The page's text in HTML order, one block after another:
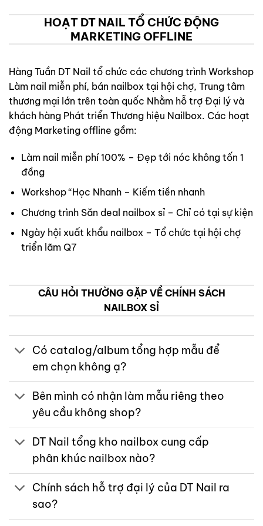
HOẠT DT NAIL TỔ CHỨC ĐỘNG
MARKETING OFFLINE
Hàng Tuần DT Nail tổ chức các chương trình Workshop
Làm nail miễn phí, bán nailbox tại hội chợ, Trung tâm
thương mại lớn trên toàn quốc Nhằm hỗ trợ Đại lý và
khách hàng Phát triển Thương hiệu Nailbox. Các hoạt
động Marketing offline gồm:
Làm nail miễn phí 100% – Đẹp tới nóc không tốn 1
đồng
Workshop “Học Nhanh – Kiếm tiền nhanh
Chương trình Săn deal nailbox sỉ – Chỉ có tại sự kiện
Ngày hội xuất khẩu nailbox – Tổ chức tại hội chợ
triển lãm Q7
CÂU HỎI THƯỜNG GẶP VỀ CHÍNH SÁCH
NAILBOX SỈ
Có catalog/album tổng hợp mẫu để
em chọn không ạ?
Bên mình có nhận làm mẫu riêng theo
yêu cầu không shop?
DT Nail tổng kho nailbox cung cấp
phân khúc nailbox nào?
Chính sách hỗ trợ đại lý của DT Nail ra
sao?